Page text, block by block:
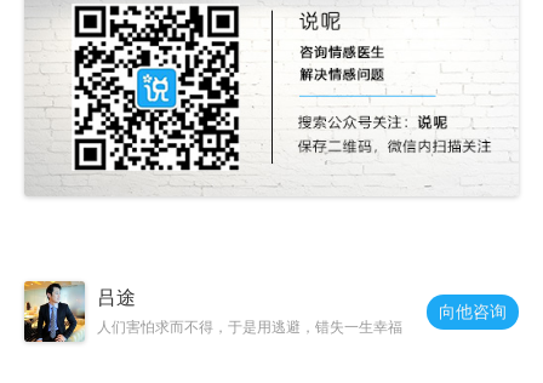
吕途
人们害怕求而不得，于是用逃避，错失一生幸福
向他咨询